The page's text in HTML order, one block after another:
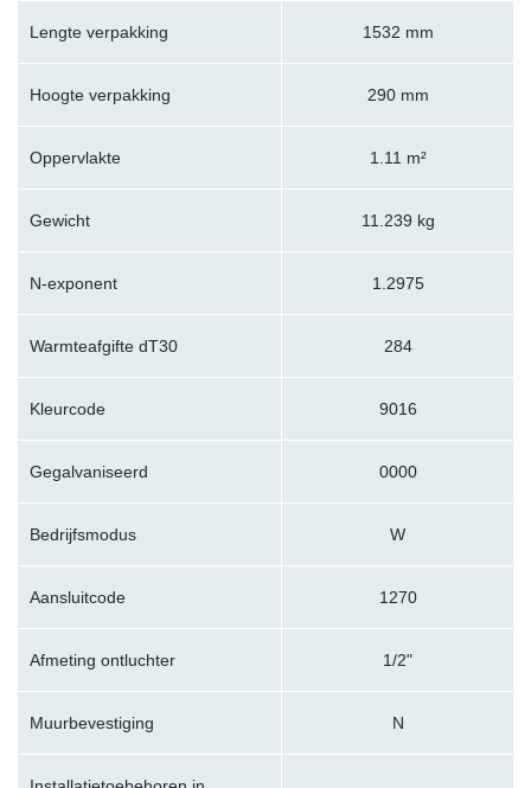
Lengte verpakking 1532 mm
Hoogte verpakking 290 mm
Oppervlakte 1.11 m²
Gewicht 11.239 kg
N-exponent 1.2975
Warmteafgifte dT30 284
Kleurcode 9016
Gegalvaniseerd 0000
Bedrijfsmodus W
Aansluitcode 1270
Afmeting ontluchter 1/2"
Muurbevestiging N